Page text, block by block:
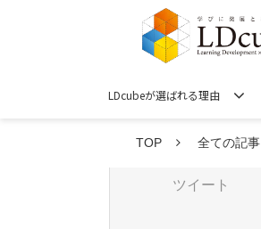
LDcubeが選ばれる理由
TOP 全ての記事
ツイート